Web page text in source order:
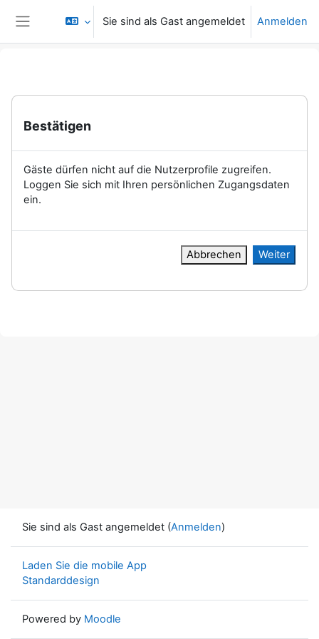
Website-Übersicht
Sie sind als Gast angemeldet Anmelden
Bestätigen
Gäste dürfen nicht auf die Nutzerprofile zugreifen.
Loggen Sie sich mit Ihren persönlichen Zugangsdaten
ein.
Abbrechen Weiter
Sie sind als Gast angemeldet (Anmelden)
Laden Sie die mobile App
Standarddesign
Powered by Moodle